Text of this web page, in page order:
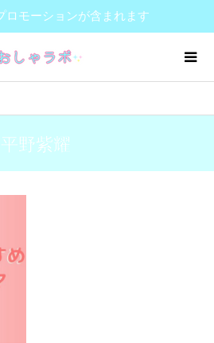
ロモーションが含まれます
平野紫耀